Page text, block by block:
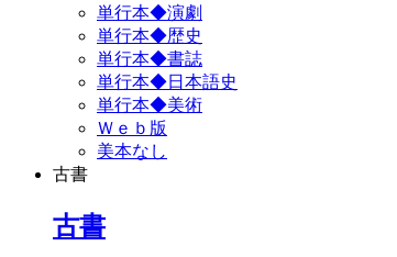
単行本◆演劇
単行本◆歴史
単行本◆書誌
単行本◆日本語史
単行本◆美術
Ｗｅｂ版
美本なし
古書
古書